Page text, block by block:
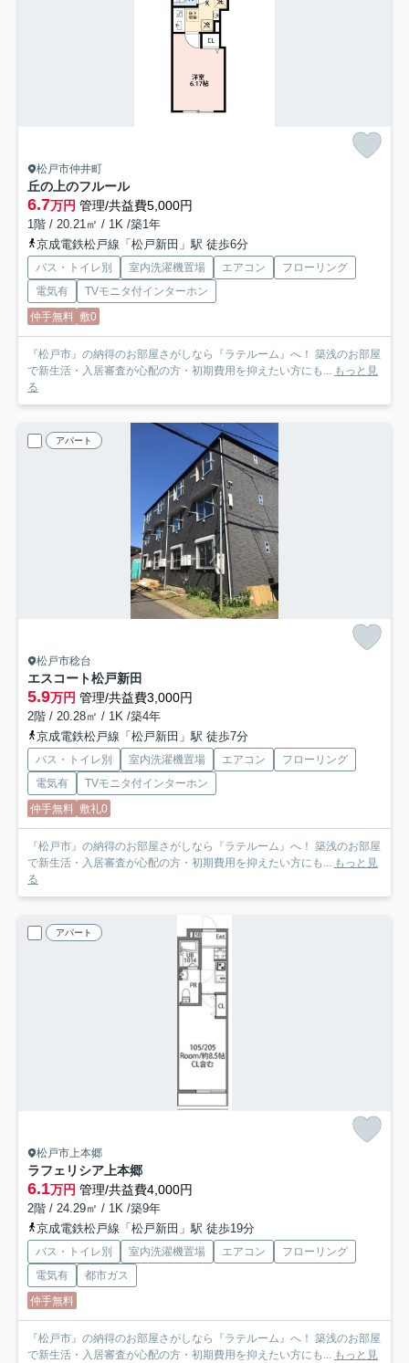
松戸市仲井町
丘の上のフルール
6.7万円 管理/共益費5,000円
1階 / 20.21㎡ / 1K /築1年
京成電鉄松戸線「松戸新田」駅 徒歩6分
バス・トイレ別 室内洗濯機置場 エアコン
フローリング
電気有
TVモニタ付インターホン
仲手無料 敷0
『松戸市』の納得のお部屋さがしなら『ラテルーム』へ！ 築浅のお部屋
で新生活・入居審査が心配の方・初期費用を抑えたい方にも... もっと見
る
アパート
松戸市稔台
エスコート松戸新田
5.9万円 管理/共益費3,000円
2階 / 20.28㎡ / 1K /築4年
京成電鉄松戸線「松戸新田」駅 徒歩7分
バス・トイレ別 室内洗濯機置場 エアコン
フローリング
電気有
TVモニタ付インターホン
仲手無料 敷礼0
『松戸市』の納得のお部屋さがしなら『ラテルーム』へ！ 築浅のお部屋
で新生活・入居審査が心配の方・初期費用を抑えたい方にも... もっと見
る
アパート
松戸市上本郷
ラフェリシア上本郷
6.1万円 管理/共益費4,000円
2階 / 24.29㎡ / 1K /築9年
京成電鉄松戸線「松戸新田」駅 徒歩19分
バス・トイレ別 室内洗濯機置場 エアコン
フローリング
電気有
都市ガス
仲手無料
『松戸市』の納得のお部屋さがしなら『ラテルーム』へ！ 築浅のお部屋
で新生活・入居審査が心配の方・初期費用を抑えたい方にも... もっと見